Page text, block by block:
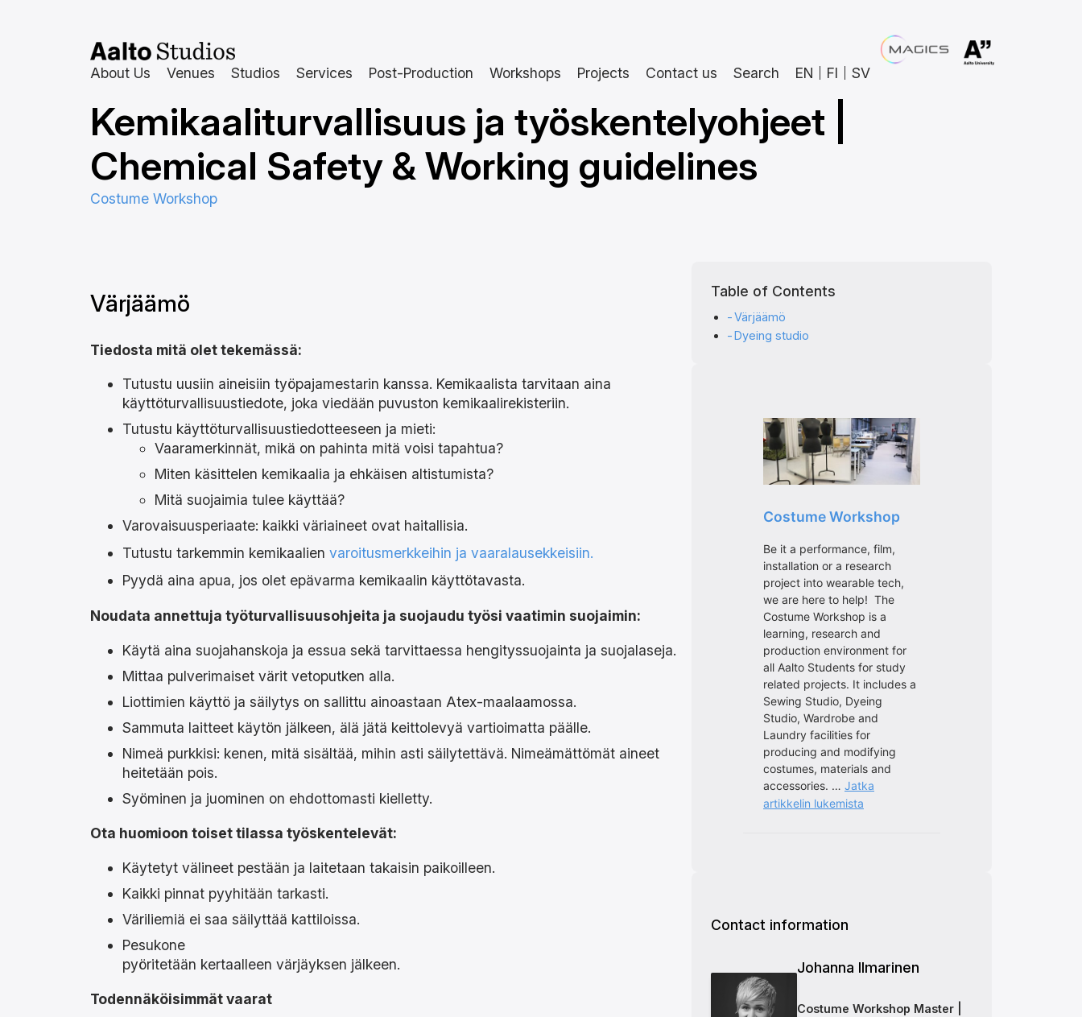
About Us Venues Studios Services Post-Production Workshops Projects Contact us Search EN FI SV
Kemikaaliturvallisuus ja työskentelyohjeet |
Chemical Safety & Working guidelines
Costume Workshop
Värjäämö
Tiedosta mitä olet tekemässä:
Tutustu uusiin aineisiin työpajamestarin kanssa. Kemikaalista tarvitaan aina
käyttöturvallisuustiedote, joka viedään puvuston kemikaalirekisteriin.
Tutustu käyttöturvallisuustiedotteeseen ja mieti:
Vaaramerkinnät, mikä on pahinta mitä voisi tapahtua?
Miten käsittelen kemikaalia ja ehkäisen altistumista?
Mitä suojaimia tulee käyttää?
Varovaisuusperiaate: kaikki väriaineet ovat haitallisia.
Tutustu tarkemmin kemikaalien varoitusmerkkeihin ja vaaralausekkeisiin.
Pyydä aina apua, jos olet epävarma kemikaalin käyttötavasta.
Noudata annettuja työturvallisuusohjeita ja suojaudu työsi vaatimin suojaimin:
Käytä aina suojahanskoja ja essua sekä tarvittaessa hengityssuojainta ja suojalaseja.
Mittaa pulverimaiset värit vetoputken alla.
Liottimien käyttö ja säilytys on sallittu ainoastaan Atex-maalaamossa.
Sammuta laitteet käytön jälkeen, älä jätä keittolevyä vartioimatta päälle.
Nimeä purkkisi: kenen, mitä sisältää, mihin asti säilytettävä. Nimeämättömät aineet
heitetään pois.
Syöminen ja juominen on ehdottomasti kielletty.
Ota huomioon toiset tilassa työskentelevät:
Käytetyt välineet pestään ja laitetaan takaisin paikoilleen.
Kaikki pinnat pyyhitään tarkasti.
Väriliemiä ei saa säilyttää kattiloissa.
Pesukone
pyöritetään kertaalleen värjäyksen jälkeen.
Todennäköisimmät vaarat
Table of Contents
Värjäämö
Dyeing studio
Contact information
Johanna Ilmarinen
Costume Workshop Master |